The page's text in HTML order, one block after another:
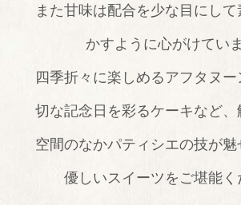
また甘味は配合を少な目にし
かすように心がけていま
四季折々に楽しめるアフタヌ
切な記念日を彩るケーキなど、
空間のなかパティシエの技が魅
優しいスイーツをご堪能く
スパラグジュアリー
宴会・会議